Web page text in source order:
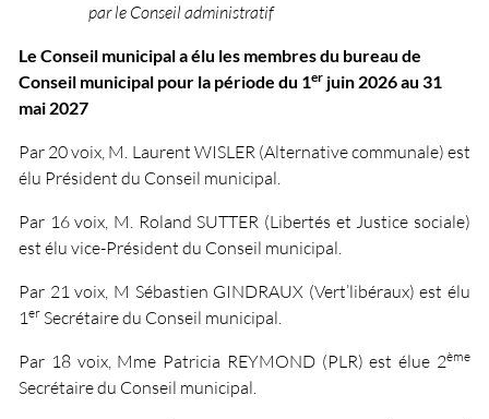
par le Conseil administratif
Le Conseil municipal a élu les membres du bureau de
Conseil municipal pour la période du 1er juin 2026 au 31
mai 2027
Par 20 voix, M. Laurent WISLER (Alternative communale) est
élu Président du Conseil municipal.
Par 16 voix, M. Roland SUTTER (Libertés et Justice sociale)
est élu vice-Président du Conseil municipal.
Par 21 voix, M Sébastien GINDRAUX (Vert’libéraux) est élu
1 er Secrétaire du Conseil municipal.
Par 18 voix, Mme Patricia REYMOND (PLR) est élue 2ème
Secrétaire du Conseil municipal.